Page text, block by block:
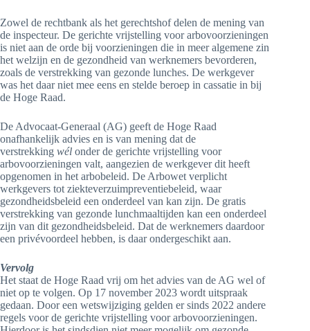
Zowel de rechtbank als het gerechtshof delen de mening van
de inspecteur. De gerichte vrijstelling voor arbovoorzieningen
is niet aan de orde bij voorzieningen die in meer algemene zin
het welzijn en de gezondheid van werknemers bevorderen,
zoals de verstrekking van gezonde lunches. De werkgever
was het daar niet mee eens en stelde beroep in cassatie in bij
de Hoge Raad.
De Advocaat-Generaal (AG) geeft de Hoge Raad
onafhankelijk advies en is van mening dat de
verstrekking wél onder de gerichte vrijstelling voor
arbovoorzieningen valt, aangezien de werkgever dit heeft
opgenomen in het arbobeleid. De Arbowet verplicht
werkgevers tot ziekteverzuimpreventiebeleid, waar
gezondheidsbeleid een onderdeel van kan zijn. De gratis
verstrekking van gezonde lunchmaaltijden kan een onderdeel
zijn van dit gezondheidsbeleid. Dat de werknemers daardoor
een privévoordeel hebben, is daar ondergeschikt aan.
Vervolg
Het staat de Hoge Raad vrij om het advies van de AG wel of
niet op te volgen. Op 17 november 2023 wordt uitspraak
gedaan. Door een wetswijziging gelden er sinds 2022 andere
regels voor de gerichte vrijstelling voor arbovoorzieningen.